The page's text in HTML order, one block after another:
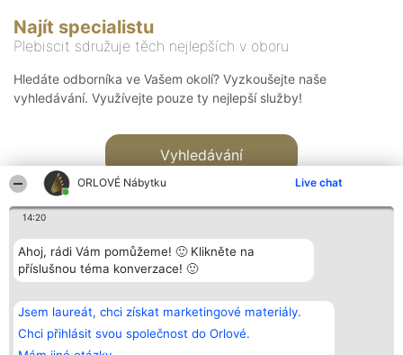
ORLOVÉ Nábytku Live chat
14:20
Ahoj, rádi Vám pomůžeme! 🙂 Klikněte na
příslušnou téma konverzace! 🙂
Jsem laureát, chci získat marketingové materiály.
Chci přihlásit svou společnost do Orlové.
Najít specialistu
Plebiscit sdružuje těch nejlepších v oboru
Hledáte odborníka ve Vašem okolí? Vyzkoušejte naše
vyhledávání. Využívejte pouze ty nejlepší služby!
Vyhledávání
Bright Side Solutions sp. z o.
o. sp. k.
ul. Ruska 22
Wrocław 50-079
Vítězové
Seznam všech
laureátů
Zásady
Kontakt